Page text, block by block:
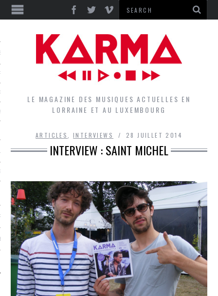
GROUPES DU LOCAL
LE LOCAL DU MAGAZINE
LE MAGAZINE DES MUSIQUES ACTUELLES EN
LORRAINE ET AU LUXEMBOURG
ARTICLES ,INTERVIEWS 28 JUILLET 2014
INTERVIEW : SAINT MICHEL